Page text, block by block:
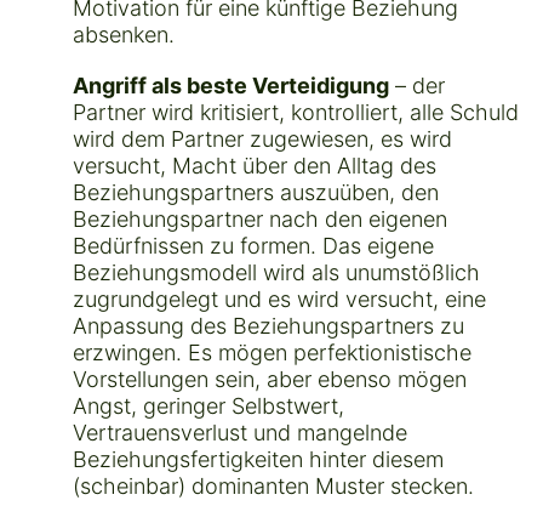
Motivation für eine künftige Beziehung
absenken.
Angriff als beste Verteidigung – der
Partner wird kritisiert, kontrolliert, alle Schuld
wird dem Partner zugewiesen, es wird
versucht, Macht über den Alltag des
Beziehungspartners auszuüben, den
Beziehungspartner nach den eigenen
Bedürfnissen zu formen. Das eigene
Beziehungsmodell wird als unumstößlich
zugrundgelegt und es wird versucht, eine
Anpassung des Beziehungspartners zu
erzwingen. Es mögen perfektionistische
Vorstellungen sein, aber ebenso mögen
Angst, geringer Selbstwert,
Vertrauensverlust und mangelnde
Beziehungsfertigkeiten hinter diesem
(scheinbar) dominanten Muster stecken.